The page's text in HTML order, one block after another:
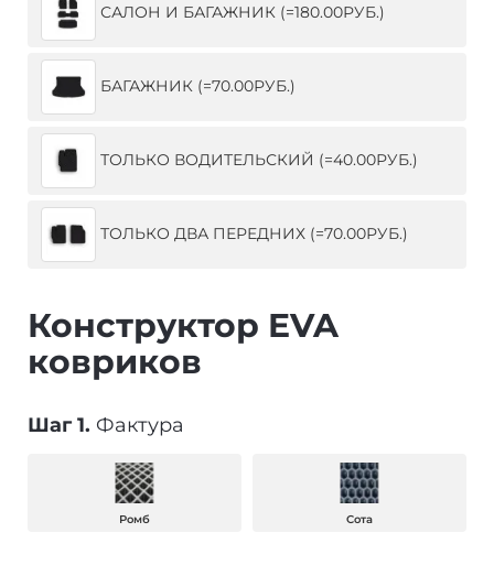
САЛОН И БАГАЖНИК (=180.00РУБ.)
БАГАЖНИК (=70.00РУБ.)
ТОЛЬКО ВОДИТЕЛЬСКИЙ (=40.00РУБ.)
ТОЛЬКО ДВА ПЕРЕДНИХ (=70.00РУБ.)
Конструктор EVA
ковриков
Шаг 1. Фактура
Ромб Сота